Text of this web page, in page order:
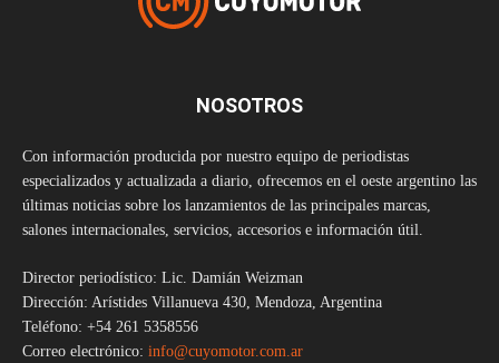
NOSOTROS
Con información producida por nuestro equipo de periodistas
especializados y actualizada a diario, ofrecemos en el oeste argentino las
últimas noticias sobre los lanzamientos de las principales marcas,
salones internacionales, servicios, accesorios e información útil.
Director periodístico: Lic. Damián Weizman
Dirección: Arístides Villanueva 430, Mendoza, Argentina
Teléfono: +54 261 5358556
Correo electrónico: info@cuyomotor.com.ar